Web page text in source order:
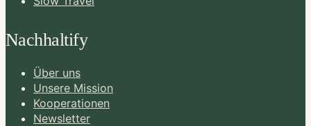
Nachhaltify
Über uns
Unsere Mission
Kooperationen
Newsletter